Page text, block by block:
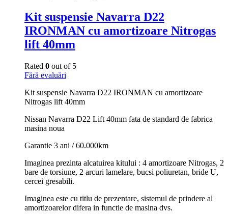
Kit suspensie Navarra D22
IRONMAN cu amortizoare Nitrogas
lift 40mm
Rated 0 out of 5
Fără evaluări
Kit suspensie Navarra D22 IRONMAN cu amortizoare
Nitrogas lift 40mm
Nissan Navarra D22 Lift 40mm fata de standard de fabrica
masina noua
Garantie 3 ani / 60.000km
Imaginea prezinta alcatuirea kitului : 4 amortizoare Nitrogas, 2
bare de torsiune, 2 arcuri lamelare, bucsi poliuretan, bride U,
cercei gresabili.
Imaginea este cu titlu de prezentare, sistemul de prindere al
amortizoarelor difera in functie de masina dvs.